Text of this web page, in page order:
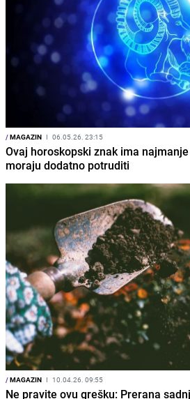
/MAGAZIN I 06.05.26. 23:15
Ovaj horoskopski znak ima
moraju dodatno potruditi
/MAGAZIN I 10.04.26. 09:55
Ne pravite ovu grešku: Prerana